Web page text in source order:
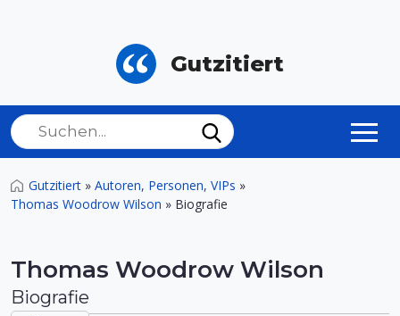
Gutzitiert
Gutzitiert » Autoren, Personen, VIPs »
Thomas Woodrow Wilson » Biografie
Thomas Woodrow Wilson
Biografie